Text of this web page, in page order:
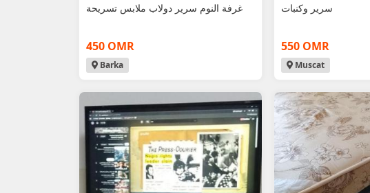
غرفة النوم سرير دولاب ملابس تسريحة
450 OMR
Barka
سرير وكنبات
550 OMR
Muscat